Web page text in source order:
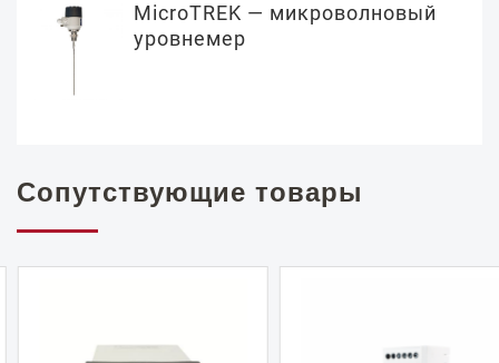
MicroTREK — микроволновый
уровнемер
Сопутствующие товары